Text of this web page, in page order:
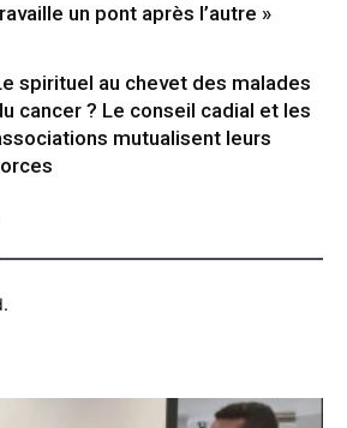
un pont après l’autre »
spirituel au chevet des malades
cancer ? Le conseil cadial et les
mutualisent leurs